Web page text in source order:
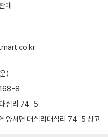
는 주장 (Main Argument), 그에
그 논거를 뒷받침해줄 설
상대방의 의견을 반박할 수
관식으로 단계별로 개념 이
반대하는 의견을 말합니다. 이
문장 속의 빈칸 2개를 지문에 나
매
)
8
심리 74-5
양서면 대심리대심리 74-5 창고